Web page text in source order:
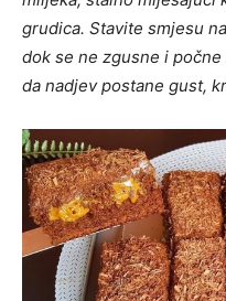
grudica. Stavite smjesu
dok se ne zgusne i
da nadjev postane gust,